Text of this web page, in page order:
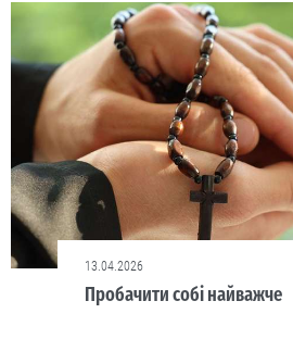
13.04.2026
Пробачити собі найважче